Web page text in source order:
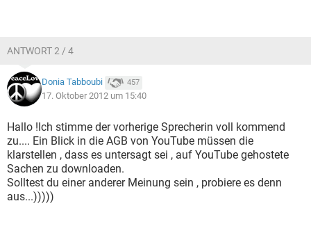
ANTWORT 2 / 4
Donia Tabboubi 457
17. Oktober 2012 um 15:40
Hallo !Ich stimme der vorherige Sprecherin voll kommend
zu.... Ein Blick in die AGB von YouTube müssen die
klarstellen , dass es untersagt sei , auf YouTube gehostete
Sachen zu downloaden.
Solltest du einer anderer Meinung sein , probiere es denn
aus...)))))